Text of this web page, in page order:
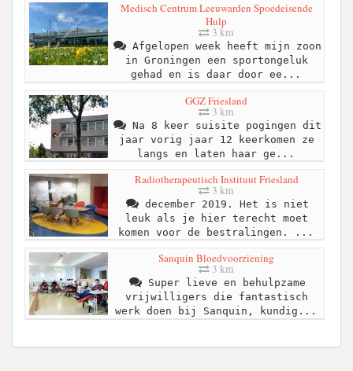
Medisch Centrum Leeuwarden Spoedeisende
Hulp
3 km
Afgelopen week heeft mijn zoon
in Groningen een sportongeluk
gehad en is daar door ee...
GGZ Friesland
3 km
Na 8 keer suisite pogingen dit
jaar vorig jaar 12 keerkomen ze
langs en laten haar ge...
Radiotherapeutisch Instituut Friesland
3 km
december 2019. Het is niet
leuk als je hier terecht moet
komen voor de bestralingen. ...
Sanquin Bloedvoorziening
3 km
Super lieve en behulpzame
vrijwilligers die fantastisch
werk doen bij Sanquin, kundig...